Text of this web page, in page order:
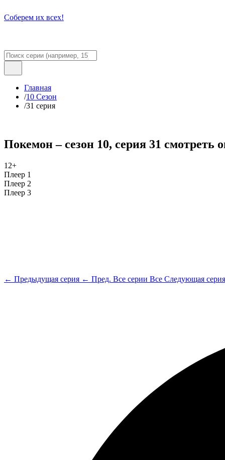
Соберем их всех!
Главная
/10 Сезон
/31 серия
Покемон – сезон 10, серия 31 смотреть
12+
Плеер 1
Плеер 2
Плеер 3
← Предыдущая серия ← Пред. Все серии Все Следующая